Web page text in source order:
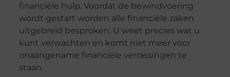
financiële hulp. Voordat de bewindvoering
wordt gestart worden alle financiële zaken
uitgebreid besproken. U weet precies wat u
kunt verwachten en komt niet meer voor
onaangename financiële verrassingen te
staan.